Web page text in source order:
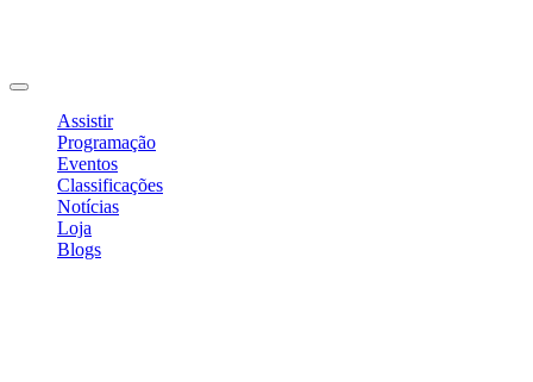
Assistir
Programação
Eventos
Classificações
Notícias
Loja
Blogs